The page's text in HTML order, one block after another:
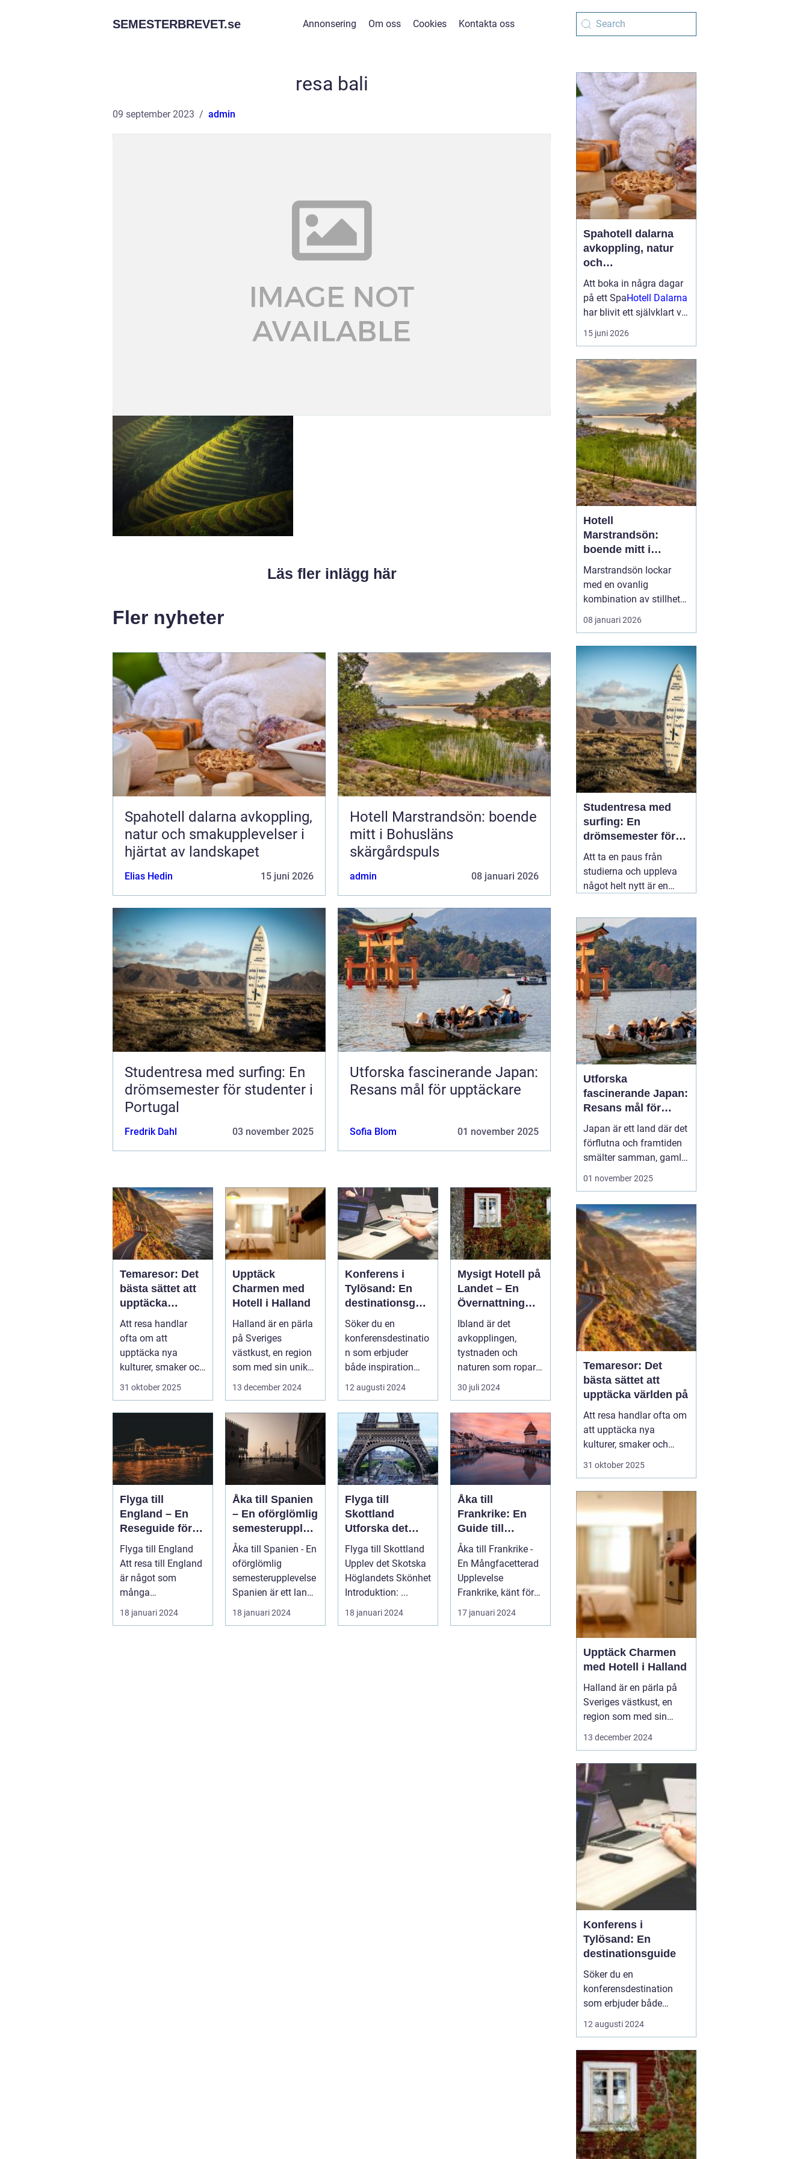
SEMESTERBREVET.se Annonsering Om oss Cookies Kontakta oss
resa bali
09 september 2023 admin
Läs fler inlägg här
Fler nyheter
Spahotell dalarna avkoppling,
natur och smakupplevelser i
hjärtat av landskapet
Elias Hedin 15 juni 2026
Hotell Marstrandsön: boende
mitt i Bohusläns
skärgårdspuls
admin 08 januari 2026
Studentresa med surfing: En
drömsemester för studenter i
Portugal
Fredrik Dahl 03 november 2025
Utforska fascinerande Japan:
Resans mål för upptäckare
Sofia Blom 01 november 2025
Temaresor: Det
bästa sättet att
upptäcka
världen på
Att resa handlar
ofta om att
upptäcka nya
kulturer, smaker och
perspektiv. Men vad
31 oktober 2025
Upptäck
Charmen med
Hotell i Halland
Halland är en pärla
på Sveriges
västkust, en region
som med sin unika
kustlinje...
13 december 2024
Konferens i
Tylösand: En
destinationsgui
de
Söker du en
konferensdestinatio
n som erbjuder
både inspiration
och avkoppling?
Tylös...
12 augusti 2024
Mysigt Hotell på
Landet – En
Övernattning
Med Charm
Ibland är det
avkopplingen,
tystnaden och
naturen som ropar
efter oss, och svaret
är ofta ...
30 juli 2024
Flyga till
England – En
Reseguide för
Privatpersoner
Flyga till England
Att resa till England
är något som
många
privatpersoner
drömmer om.
18 januari 2024
Åka till Spanien
– En oförglömlig
semesterupplev
else
Åka till Spanien - En
oförglömlig
semesterupplevelse
Spanien är ett land
som lockar
miljontals männ...
18 januari 2024
Flyga till
Skottland
Utforska det
Skotska
Höglandets
Skönhet
Flyga till Skottland
Upplev det Skotska
Höglandets Skönhet
Introduktion: ...
18 januari 2024
Åka till
Frankrike: En
Guide till
Landets
Mångfald och
Attraktioner
Åka till Frankrike -
En Mångfacetterad
Upplevelse
Frankrike, känt för
sin rika kultur,
historiska a...
17 januari 2024
Spahotell dalarna
avkoppling, natur
och
smakupplevelser i
hjärtat av
landskapet
Att boka in några dagar
på ett SpaHotell Dalarna
har blivit ett självklart val
för många som söker
lugn, vacker natur och
av dalaskog, sjöutsikt,
spa, väl genomtänkta
menyer och personligt
vär...
15 juni 2026
Hotell
Marstrandsön:
boende mitt i
Bohusläns
skärgårdspuls
Marstrandsön lockar
med en ovanlig
kombination av stillhet
och liv. Här möts salta
bad, segelbåtar,
moderna restauranger
inom några få minuters
promenad. För många är
valet ...
08 januari 2026
Studentresa med
surfing: En
drömsemester för
studenter i Portugal
Att ta en paus från
studierna och uppleva
något helt nytt är en
studenter. För den som
älskar havet och söker
spänning finns det få
äventyr som slår en03
november 2025
Utforska
fascinerande Japan:
Resans mål för
upptäckare
Japan är ett land där det
förflutna och framtiden
smälter samman, gamla
tempel existerar sida vid
lockas av den rika
kulturen, natursköna
landskap eller den unika
maten, erbjud...
01 november 2025
Temaresor: Det
bästa sättet att
upptäcka världen på
Att resa handlar ofta om
att upptäcka nya
kulturer, smaker och
perspektiv. Men vad
särskilt intresse eller
tema? Temaresor
erbjuder ett unikt sätt att
31 oktober 2025
Upptäck Charmen
med Hotell i Halland
Halland är en pärla på
Sveriges västkust, en
region som med sin
unika kustlinje,
såväl naturälskare som
kulturintresserade
besökare. I denna del
av...
13 december 2024
Konferens i
Tylösand: En
destinationsguide
Söker du en
konferensdestination
som erbjuder både
inspiration och
avkoppling? Tylösand,
och känt för sin
storslagna natur och
förstklassiga faciliteter,
är platsen som kan för...
12 augusti 2024